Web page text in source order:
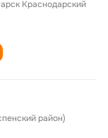
Краснодарский
район)